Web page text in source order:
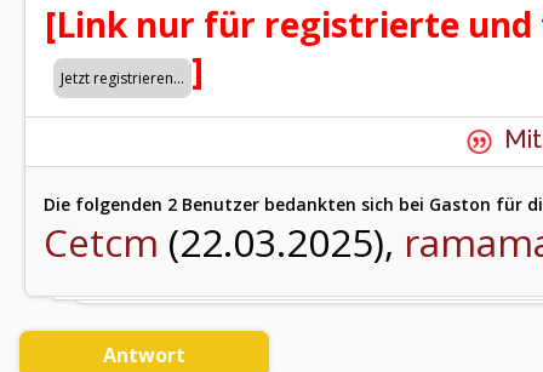
[Link nur für registrierte
]
Die folgenden 2 Benutzer bedankten sich bei Gaston für
Cetcm (22.03.2025),
Antwort